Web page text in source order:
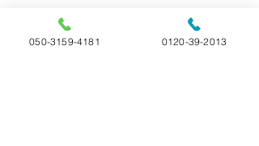
050-3159-4181 0120-39-2013